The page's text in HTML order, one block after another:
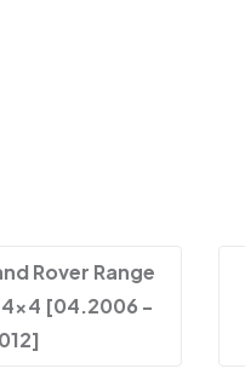
Rover Range
4x4 [04.2006 -